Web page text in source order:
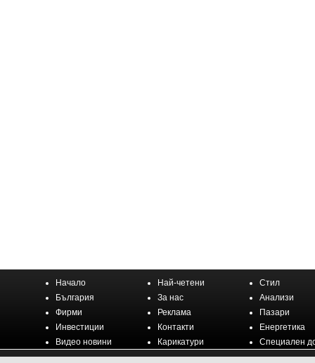
Начало Най-четени
Стил
България
За нас
Анализи
Фирми
Реклама
Пазари
Инвестиции
Контакти
Енергетика
Видео новини
Карикатури Специален